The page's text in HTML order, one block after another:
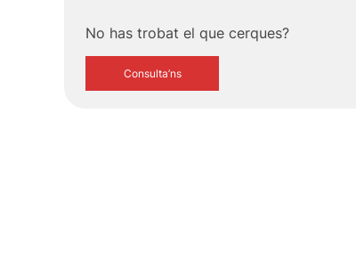
No has trobat el que cerques?
Consulta’ns